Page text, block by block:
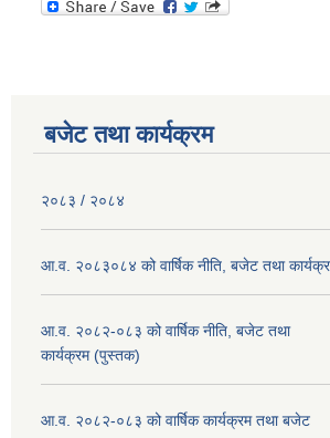
बजेट तथा कार्यक्रम
२०८३ / २०८४
आ.व. २०८३०८४ को वार्षिक नीति, बजेट तथा
आ.व. २०८२-०८३ को वार्षिक नीति, बजेट तथा
कार्यक्रम (पुस्तक)
आ.व. २०८२-०८३ को वार्षिक कार्यक्रम तथा बजेट